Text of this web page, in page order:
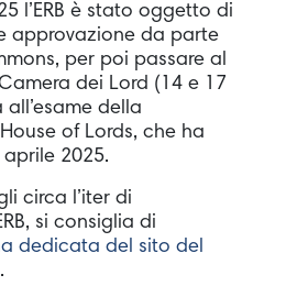
l’ERB è stato oggetto di
approvazione da parte
per poi passare al
dei Lord (14 e 17
della
of Lords, che ha
2025.
circa l’iter di
si consiglia di
dedicata del sito del
.